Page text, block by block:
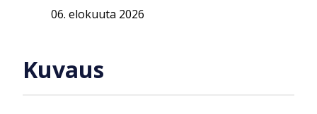
06. elokuuta 2026
Kuvaus